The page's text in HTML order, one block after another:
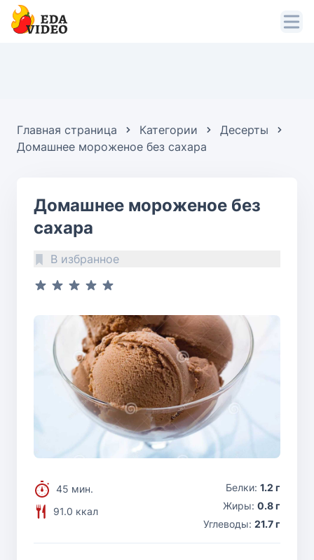
Главная страница Категории
Десерты
Домашнее мороженое без сахара
Домашнее мороженое без
сахара
В избранное
45 мин.
91.0 ккал
Белки: 1.2 г
Жиры: 0.8 г
Углеводы: 21.7 г